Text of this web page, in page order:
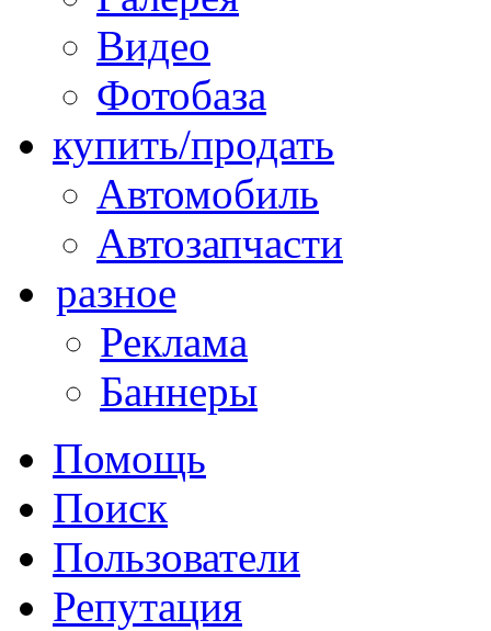
Видео
Фотобаза
купить/продать
Автомобиль
Автозапчасти
разное
Реклама
Баннеры
Помощь
Поиск
Пользователи
Репутация